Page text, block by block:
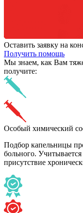
Оставить заявку на
Получить помощь
Мы знаем, как Вам
получите:
Особый химический
Подбор капельницы
больного. Учитывается
присутствие